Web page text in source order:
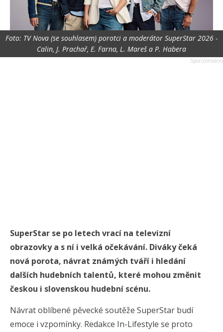
Foto: TV Nova (se souhlasem) porotci a moderátor SuperStar 2026 -
Calin, J. Prachař, E. Farna, L. Mareš a P. Habera
SuperStar se po letech vrací na televizní
obrazovky a s ní i velká očekávání. Diváky čeká
nová porota, návrat známých tváří i hledání
dalších hudebních talentů, které mohou změnit
českou i slovenskou hudební scénu.
Návrat oblíbené pěvecké soutěže SuperStar budí
emoce i vzpomínky. Redakce In-Lifestyle se proto